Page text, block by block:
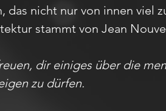
das nicht nur von innen viel
stammt von Jean
dir einiges über die
zu dürfen.